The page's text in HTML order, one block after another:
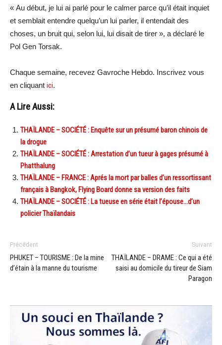
« Au début, je lui ai parlé pour le calmer parce qu’il était inquiet
et semblait entendre quelqu’un lui parler, il entendait des
choses, un bruit qui, selon lui, lui disait de tirer », a déclaré le
Pol Gen Torsak.
Chaque semaine, recevez Gavroche Hebdo. Inscrivez vous
en cliquant ici.
A Lire Aussi:
THAÏLANDE – SOCIÉTÉ : Enquête sur un présumé baron chinois de
la drogue
THAÏLANDE – SOCIÉTÉ : Arrestation d’un tueur à gages présumé à
Phatthalung
THAÏLANDE – FRANCE : Aprés la mort par balles d’un ressortissant
français à Bangkok, Flying Board donne sa version des faits
THAÏLANDE – SOCIÉTÉ : La tueuse en série était l’épouse…d’un
policier Thaïlandais
Précédent
PHUKET – TOURISME : De la mine
d’étain à la manne du tourisme
Suivant
THAÏLANDE – DRAME : Ce qui a été
saisi au domicile du tireur de Siam
Paragon